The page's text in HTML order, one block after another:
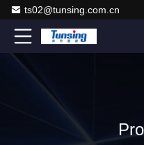
ts02@tunsing.com.cn